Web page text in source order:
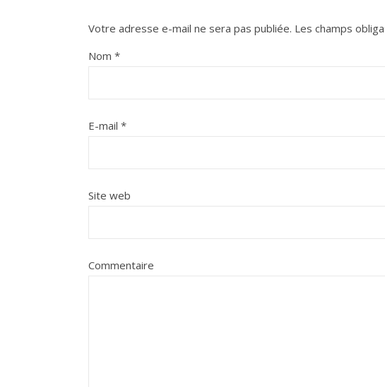
Votre adresse e-mail ne sera pas publiée. Les champs
Nom *
E-mail *
Site web
Commentaire